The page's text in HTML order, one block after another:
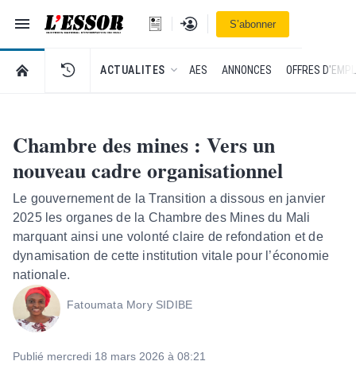
Navigation
L'Essor - retour à la une
Se connecterS’abonner
RETOUR À LA PAGE D’ACCUEIL DE L'ESSOR
ACTUALITES AES ANNONCES OFFRES
Chambre des mines : Vers un
nouveau cadre organisationnel
Le gouvernement de la Transition a dissous en janvier
2025 les organes de la Chambre des Mines du Mali
marquant ainsi une volonté claire de refondation et de
dynamisation de cette institution vitale pour l’économie
nationale.
Fatoumata Mory SIDIBE
Publié mercredi 18 mars 2026 à 08:21